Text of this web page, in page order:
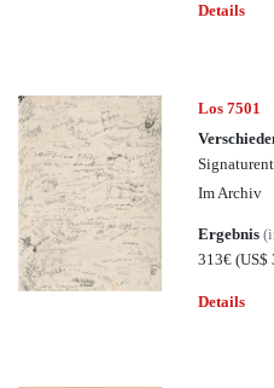
Details
Los 7501
Im Archiv
Ergebnis
313€(US$
Details